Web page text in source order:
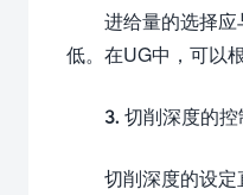
进给量的选择
低。在UG中，可以
3. 切削深度的控
切削深度的设